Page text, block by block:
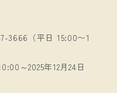
3666（平日 15:00〜1
～2025年12月24日